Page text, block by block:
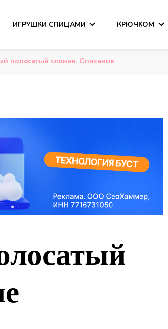
ИГРУШКИ СПИЦАМИ КРЮЧКОМ
полосатый слоник. Описание